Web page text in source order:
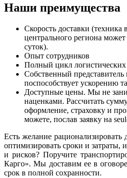
Наши преимущества
Скорость доставки
центрального региона
суток).
Опыт сотрудников
Полный цикл логистических
Собственный
поспособствует ускорению
Доступные цены. Мы не
наценками. Рассчитать
оформление, страховку и
можете, послав заявку на
Есть желание рационализировать
оптимизировать сроки и затраты,
и рисков? Поручите
Карго». Мы доставим ее в
срок в полной сохранности.